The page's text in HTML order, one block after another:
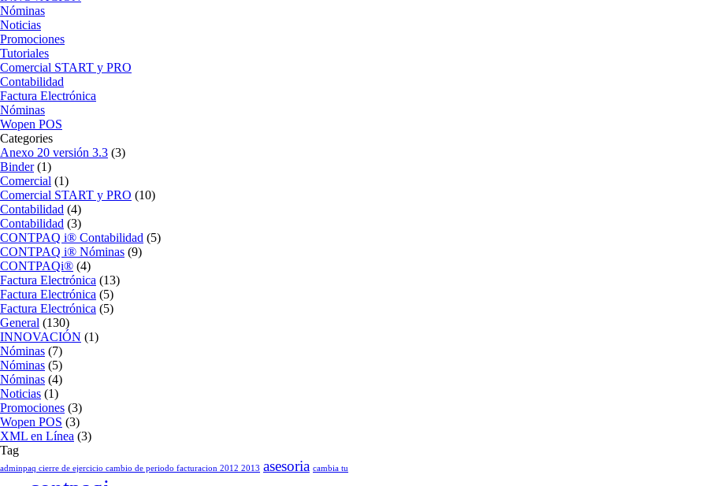
Nóminas
Noticias
Promociones
Tutoriales
Comercial START y PRO
Contabilidad
Factura Electrónica
Nóminas
Wopen POS
Categories
Anexo 20 versión 3.3 (3)
Binder(1)
Comercial (1)
Comercial START y PRO (10)
Contabilidad (4)
Contabilidad (3)
CONTPAQ i® Contabilidad (5)
CONTPAQ i® Nóminas (9)
CONTPAQi® (4)
Factura Electrónica (13)
Factura Electrónica (5)
Factura Electrónica (5)
General (130)
INNOVACIÓN (1)
Nóminas (7)
Nóminas (5)
Nóminas (4)
Noticias (1)
Promociones (3)
Wopen POS (3)
XML en Línea (3)
Tag
adminpaq cierre de ejercicio cambio de periodo facturacion 2012 2013 asesoria cambia tu